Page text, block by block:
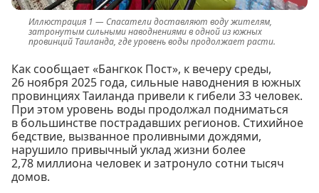
Спасатели доставляют воду жителям,
затронутым сильными наводнениями в одной из южных
провинций Таиланда, где уровень воды продолжает расти.
Как сообщает «Бангкок Пост», к вечеру среды,
26 ноября 2025 года, сильные наводнения в южных
провинциях Таиланда привели к гибели 33 человек.
При этом уровень воды продолжал подниматься
в большинстве пострадавших регионов. Стихийное
бедствие, вызванное проливными дождями,
нарушило привычный уклад жизни более
2,78 миллиона человек и затронуло сотни тысяч
домов.